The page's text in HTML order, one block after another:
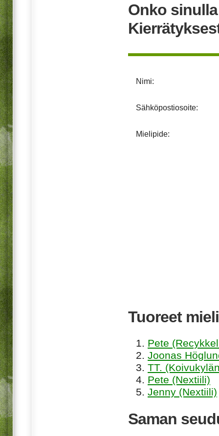
Onko
Nimi:
Sähköpostiosoite:
Mielipide:
Tuoreet
Pete
Joonas
TT.
Pete (Nextiili)
Jenny (Nextiili)
Saman